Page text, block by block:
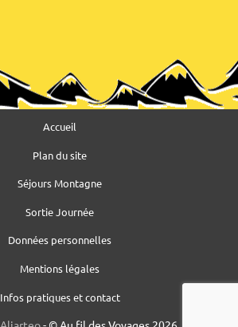
Accueil
Plan du site
Séjours Montagne
Sortie Journée
Données personnelles
Mentions légales
Infos pratiques et contact